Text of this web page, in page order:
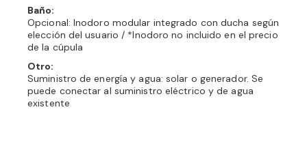
Baño:
Opcional: Inodoro modular integrado con ducha según
elección del usuario / *Inodoro no incluido en el precio
de la cúpula
Otro:
Suministro de energía y agua: solar o generador. Se
puede conectar al suministro eléctrico y de agua
existente